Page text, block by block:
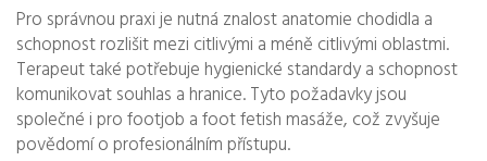
Pro správnou praxi je nutná znalost anatomie chodidla a
schopnost rozlišit mezi citlivými a méně citlivými oblastmi.
Terapeut také potřebuje hygienické standardy a schopnost
komunikovat souhlas a hranice. Tyto požadavky jsou
společné i pro footjob a foot fetish masáže, což zvyšuje
povědomí o profesionálním přístupu.